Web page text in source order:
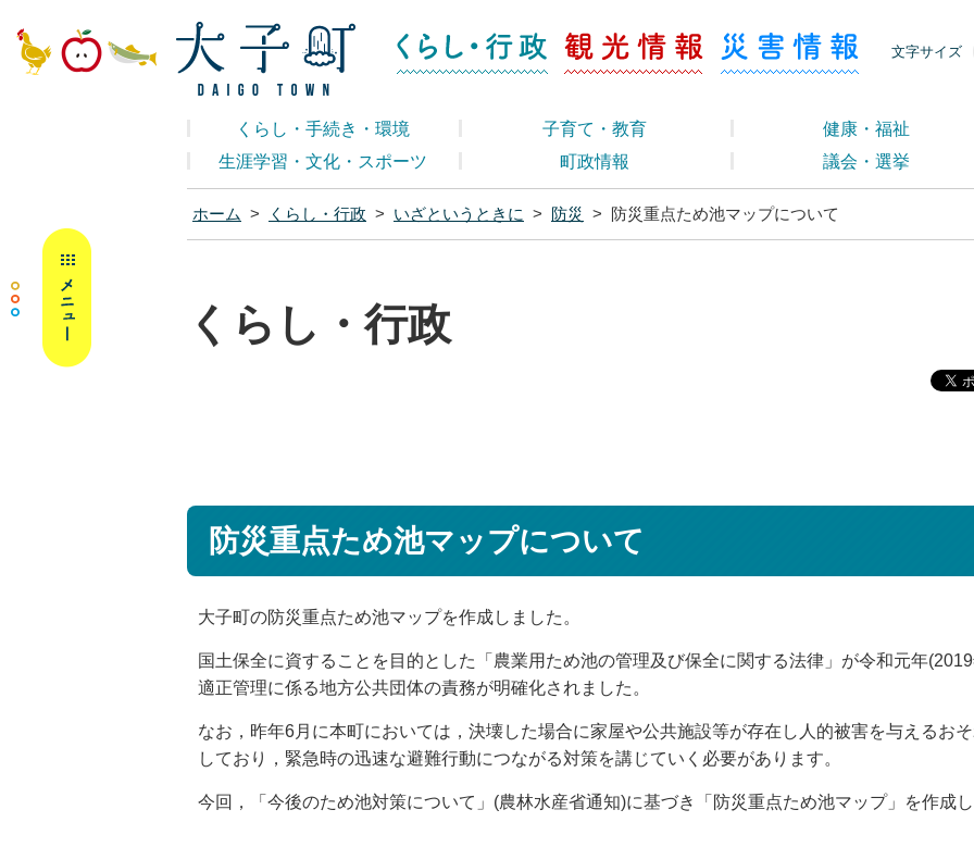
大子町ホームページ くらし・行政
文字サイズ
くらし・行政 観光情報 災害情報
くらし・手続き・環境 子育て・教育
健康・福祉
生涯学習・文化・スポーツ
町政情報 議会・選挙
ホーム > くらし・行政 > いざというときに > 防災 > 防災重点ため池マップについて
くらし・行政
防災重点ため池マップについて
大子町の防災重点ため池マップを作成しました。
国土保全に資することを目的とした「農業用ため池の管理及び保全に関する法律」が令和元年
適正管理に係る地方公共団体の責務が明確化されました。
なお，昨年6月に本町においては，決壊した場合に家屋や公共施設等が存在し人的被害を与えるお
しており，緊急時の迅速な避難行動につながる対策を講じていく必要があります。
今回，「今後のため池対策について」(農林水産省通知)に基づき「防災重点ため池マップ」を作成